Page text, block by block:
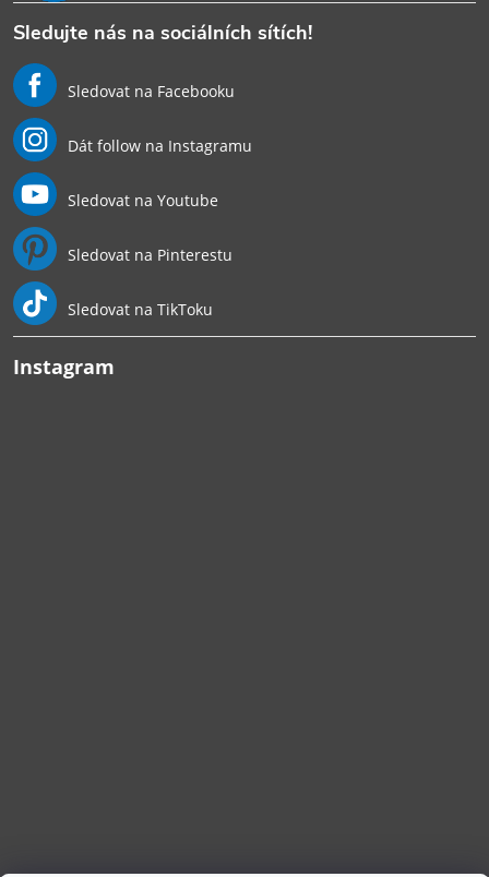
Sledujte nás na sociálních sítích!
Sledovat na Facebooku
Dát follow na Instagramu
Sledovat na Youtube
Sledovat na Pinterestu
Sledovat na TikToku
Instagram